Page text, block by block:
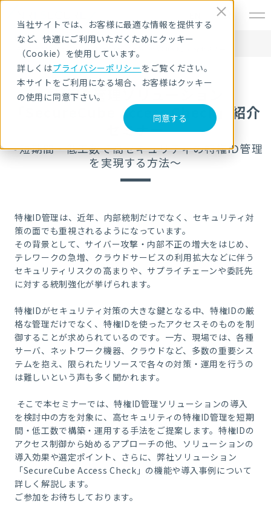
当社サイトでは、お客様に最適な情報を提供する
など、快適にご利用いただくためにクッキー
（Cookie）を使用しています。
詳しくはプライバシーポリシーをご覧ください。
本サイトをご利用になる場合、お客様はクッキー
の使用に同意下さい。
同意する
HOME
セキュリティセミナー・イベント
特権ID管理ソリューション「SecureCube Access Check」紹介セミナー
特権ID管理ソリューション
「SecureCube Access Check」紹介
セミナー
～短期間・低工数で高セキュリティの特権ID管理
を実現する方法～
特権ID管理は、近年、内部統制だけでなく、セキュリティ対
策の面でも重視されるようになっています。
その背景として、サイバー攻撃・内部不正の増大をはじめ、
テレワークの急増、クラウドサービスの利用拡大などに伴う
セキュリティリスクの高まりや、サプライチェーンや委託先
に対する統制強化が挙げられます。
特権IDがセキュリティ対策の大きな鍵となる中、特権IDの厳
格な管理だけでなく、特権IDを使ったアクセスそのものを制
御することが求められているのです。一方、現場では、各種
サーバ、ネットワーク機器、クラウドなど、多数の重要シス
テムを抱え、限られたリソースで各々の対策・運用を行うの
は難しいという声も多く聞かれます。
そこで本セミナーでは、特権ID管理ソリューションの導入
を検討中の方を対象に、高セキュリティの特権ID管理を短期
間・低工数で構築・運用する手法をご提案します。特権IDの
アクセス制御から始めるアプローチの他、ソリューションの
導入効果や選定ポイント、さらに、弊社ソリューション
「SecureCube Access Check」の機能や導入事例について
詳しく解説します。
ご参加をお待ちしております。